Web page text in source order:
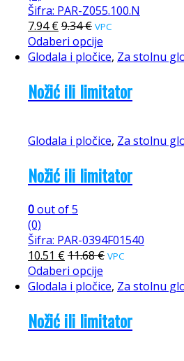
Šifra: PAR-Z055.100.N
7.94€9.34€ VPC
Odaberi opcije
Glodala i pločice, Za stolnu
Nožić ili limitator
Glodala i pločice, Za stolnu
Nožić ili limitator
0out of 5
(0)
Šifra: PAR-0394F01540
10.51 €11.68€ VPC
Odaberi opcije
Glodala i pločice, Za stolnu
Nožić ili limitator